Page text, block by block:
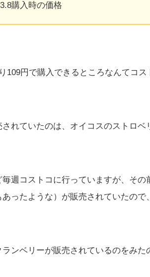
購入時の価格
109円で購入できるところなんてコス
れていたのは、オイコスのストロベ
毎週コストコに行っていますが、そ
あったような）が販売されていたの
ランベリーが販売されているのをみた